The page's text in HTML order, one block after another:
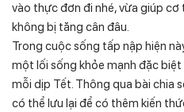
vào thực đơn đi nhé, vừa giúp
không bị tăng cân đâu.
Trong cuộc sống tấp nập hiện
một lối sống khỏe mạnh đặc biệt
mỗi dịp Tết. Thông qua bài chia
có thể lưu lại để có thêm kiến